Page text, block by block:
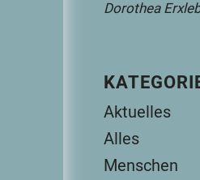
Dorothea
Aktuelles
Alles
Menschen